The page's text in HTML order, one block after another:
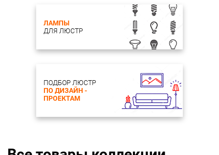
ЛАМПЫ
ДЛЯ ЛЮСТР
ПОДБОР ЛЮСТР
ПО ДИЗАЙН -
ПРОЕКТАМ